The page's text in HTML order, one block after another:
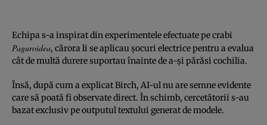
Echipa s-a inspirat din experimentele efectuate pe crabi
Paguroidea, cărora li se aplicau șocuri electrice pentru a evalua
cât de multă durere suportau înainte de a-și părăsi cochilia.
Însă, după cum a explicat Birch, AI-ul nu are semne evidente
care să poată fi observate direct. În schimb, cercetătorii s-au
bazat exclusiv pe outputul textului generat de modele.